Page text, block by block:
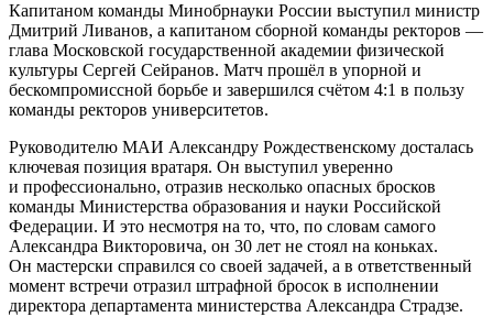
Капитаном команды Минобрнауки России выступил министр
Дмитрий Ливанов, а капитаном сборной команды ректоров —
глава Московской государственной академии физической
культуры Сергей Сейранов. Матч прошёл в упорной и
бескомпромиссной борьбе и завершился счётом 4:1 в пользу
команды ректоров университетов.
Руководителю МАИ Александру Рождественскому досталась
ключевая позиция вратаря. Он выступил уверенно
и профессионально, отразив несколько опасных бросков
команды Министерства образования и науки Российской
Федерации. И это несмотря на то, что, по словам самого
Александра Викторовича, он 30 лет не стоял на коньках.
Он мастерски справился со своей задачей, а в ответственный
момент встречи отразил штрафной бросок в исполнении
директора департамента министерства Александра Страдзе.